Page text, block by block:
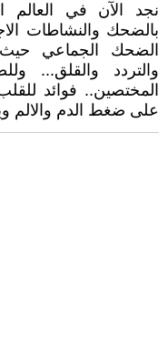
نجد الآن في العالم
بالضحك والنشاطات
الضحك الجماعي
والتردد والقلق...
المختصين.. فوائد
على ضغط الدم والالم